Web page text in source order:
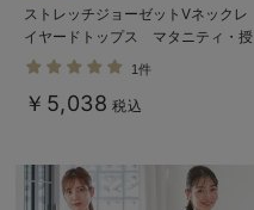
ストレッチジョーゼットVネックレ
イヤードトップス マタニティ・授
乳服【出産後も長く使える】
1件
￥5,038 税込